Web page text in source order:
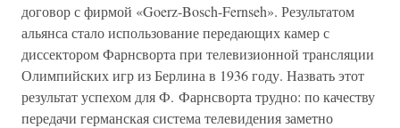
договор с фирмой «Goerz-Bosch-Fernseh». Результатом
альянса стало использование передающих камер с
диссектором Фарнсворта при телевизионной трансляции
Олимпийских игр из Берлина в 1936 году. Назвать этот
результат успехом для Ф. Фарнсворта трудно: по качеству
передачи германская система телевидения заметно